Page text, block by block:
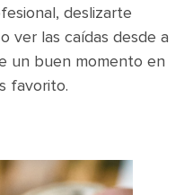
deslizarte
ver las caídas desde a
un buen momento en
favorito.